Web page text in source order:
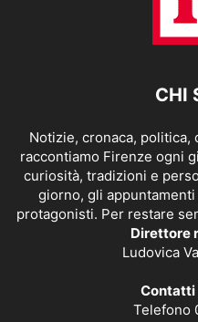
CHI
Notizie, cronaca,
raccontiamo Firenze ogni
curiosità, tradizioni e
giorno, gli
protagonisti. Per restare
Direttore
Ludovica
Contatti
Telefono